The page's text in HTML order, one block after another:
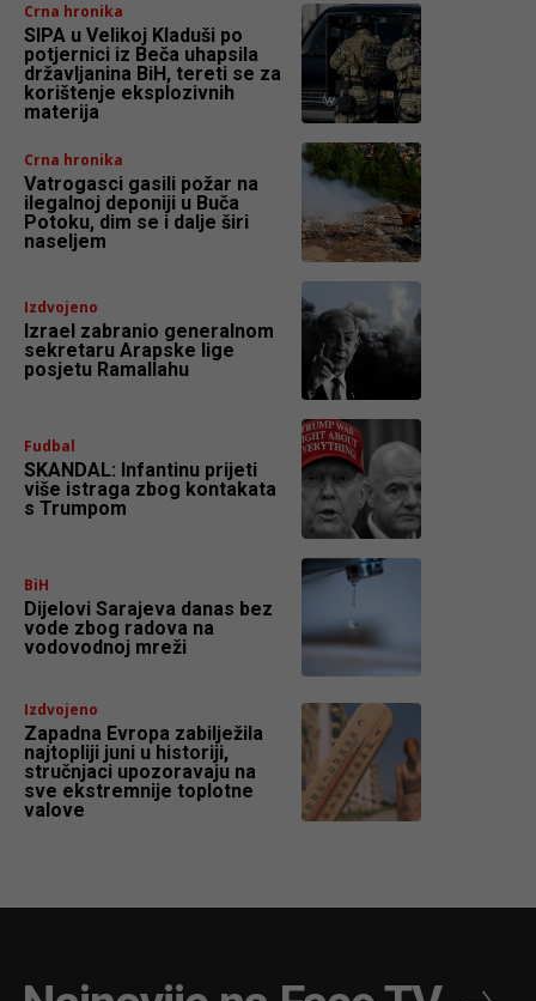
Crna hronika
SIPA u Velikoj Kladuši po
potjernici iz Beča uhapsila
državljanina BiH, tereti se za
korištenje eksplozivnih
materija
Crna hronika
Vatrogasci gasili požar na
ilegalnoj deponiji u Buča
Potoku, dim se i dalje širi
naseljem
Izdvojeno
Izrael zabranio generalnom
sekretaru Arapske lige
posjetu Ramallahu
Fudbal
SKANDAL: Infantinu prijeti
više istraga zbog kontakata
s Trumpom
BiH
Dijelovi Sarajeva danas bez
vode zbog radova na
vodovodnoj mreži
Izdvojeno
Zapadna Evropa zabilježila
najtopliji juni u historiji,
stručnjaci upozoravaju na
sve ekstremnije toplotne
valove